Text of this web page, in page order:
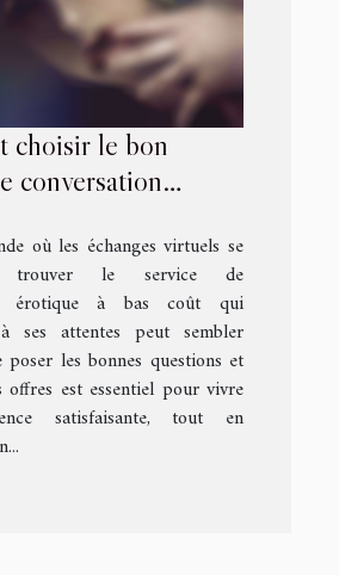
choisir le bon
conversation
où les échanges virtuels se
trouver le service de
érotique à bas coût qui
ses attentes peut sembler
poser les bonnes questions et
offres est essentiel pour vivre
satisfaisante, tout en